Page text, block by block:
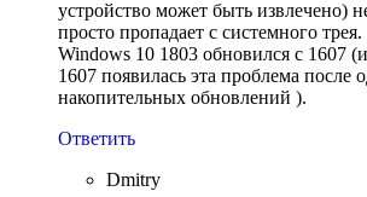
устройство может быть извлечено)
просто пропадает с системного трея.
Windows 10 1803 обновился с 1607
1607 появилась эта проблема после
накопительных обновлений ).
Ответить
Dmitry